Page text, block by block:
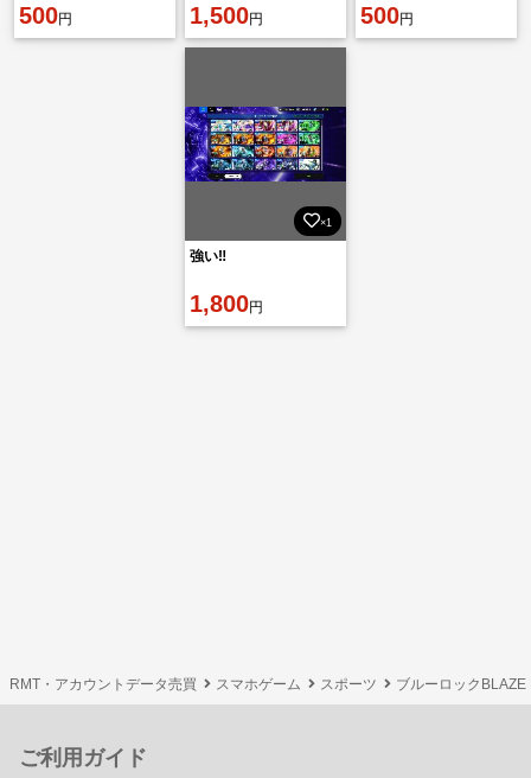
500円 1,500円 500円
×1
強い‼️
1,800円
RMT・アカウントデータ売買 スマホゲーム スポーツ ブルーロック
ご利用ガイド